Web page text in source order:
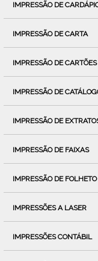
IMPRESSÃO DE
IMPRESSÃO DE CARTA
IMPRESSÃO DE
IMPRESSÃO DE
IMPRESSÃO DE
IMPRESSÃO DE FAIXAS
IMPRESSÃO DE FOLHETO
IMPRESSÕES A LASER
IMPRESSÕES CONTÁBIL